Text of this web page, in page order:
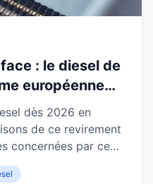
: le diesel de
européenne
dès 2026 en
de ce revirement
concernées par ce